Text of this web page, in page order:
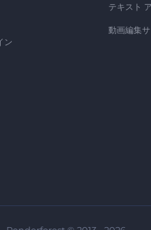
ン
テキスト
動画編集サ